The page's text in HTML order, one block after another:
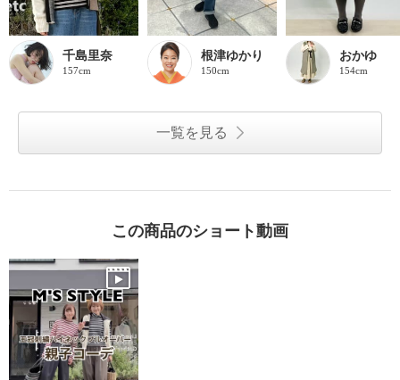
千島里奈
157cm
根津ゆかり
150cm
おかゆ
154cm
一覧を見る
この商品のショート動画